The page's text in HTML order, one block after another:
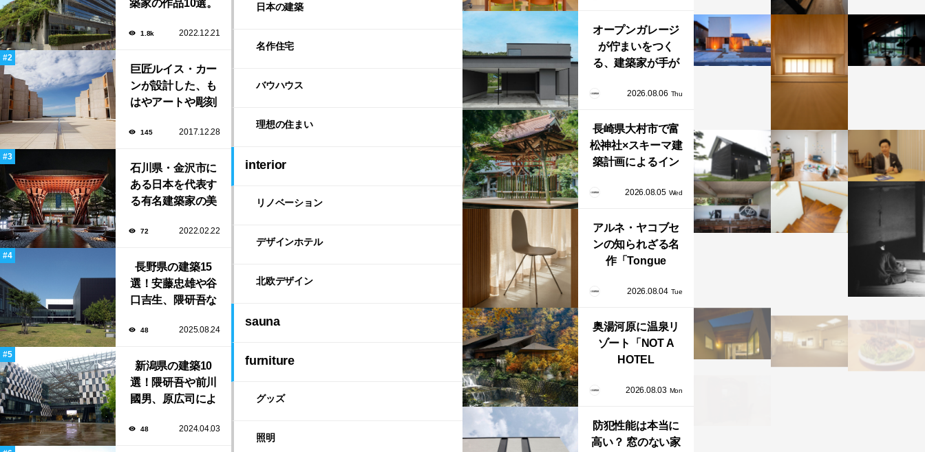
築家の作品10選。
タバから磯崎新に
1.8k 2022.12.21
巨匠ルイス・カー
ンが設計した、も
はやアートや彫刻
研究所」。
145 2017.12.28
石川県・金沢市に
ある日本を代表す
る有名建築家の美
72 2022.02.22
長野県の建築15
選！安藤忠雄や谷
口吉生、隈研吾な
る豊かな自然と調
共施設！
48 2025.08.24
新潟県の建築10
選！隈研吾や前川
國男、原広司によ
染む至極の建築揃
48 2024.04.03
日本の建築
名作住宅
バウハウス
理想の住まい
interior
リノベーション
デザインホテル
北欧デザイン
sauna
furniture
グッズ
照明
ルな部屋づくり。
オープンガレージ
が佇まいをつく
る、建築家が手が
まい「ふわりと浮
い」
2026.08.06 Thu
長崎県大村市で富
松神社×スキーマ建
築計画によるイン
「循環する竹風
2026.08.05 Wed
アルネ・ヤコブセ
ンの知られざる名
作「Tongue
FRITZ HANSENか
本で発売開始！
2026.08.04 Tue
奥湯河原に温泉リ
ゾート「NOT A
HOTEL
誕生！販売を日
始！
2026.08.03 Mon
防犯性能は本当に
高い？ 窓のない家